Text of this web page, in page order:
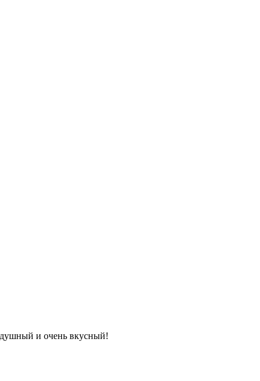
и очень вкусный!